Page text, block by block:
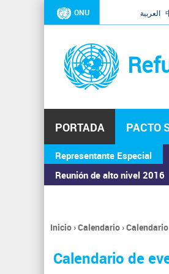
ONU العربية
PORTADA PACTO
Representante Especial
Reunión de alto nivel 2016
ASAMBLEA GENERAL
Se
encuentra
usted
Inicio›Calendario›
Calendario de